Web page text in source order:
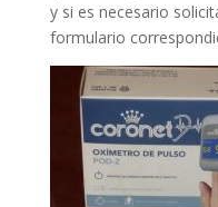
y si es necesario
formulario